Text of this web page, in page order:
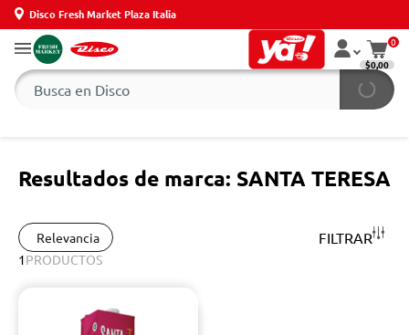
Disco Fresh Market Plaza Italia
0
$0,00
Resultados de marca: SANTA TERESA
Relevancia FILTRAR
1PRODUCTOS